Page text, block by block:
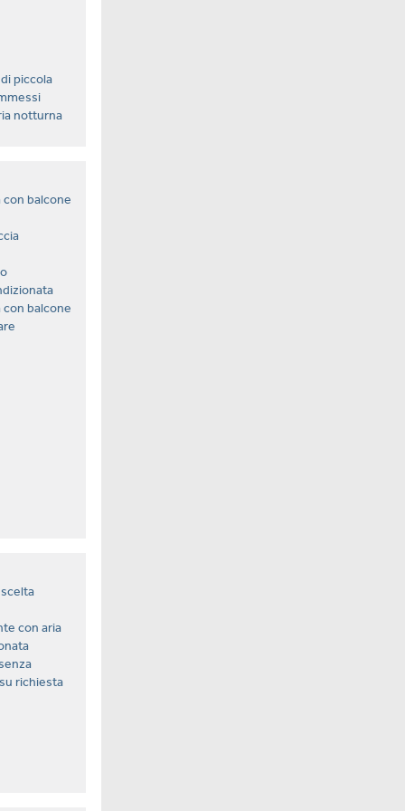
piccola
notturna
con balcone
con balcone
con aria
richiesta